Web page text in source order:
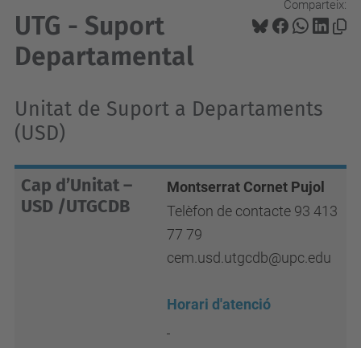
Comparteix:
UTG - Suport
Departamental
Unitat de Suport a Departaments
(USD)
Cap d’Unitat –
USD /UTGCDB
Montserrat Cornet Pujol
Telèfon de contacte 93 413
77 79
cem.usd.utgcdb@upc.edu
Horari d'atenció